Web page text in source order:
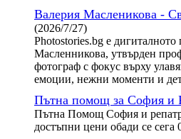
Валерия Масленикова -
(2026/7/27)
Photostories.bg е
Масленникова, утвърден
фотограф с фокус върху
емоции, нежни моменти и
Пътна помощ за София и
Пътна Помощ София и
достъпни цени обади се сега